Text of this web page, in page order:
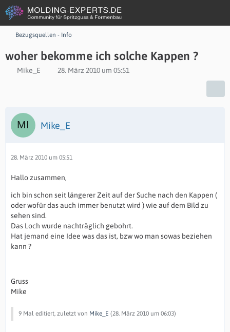
Bezugsquellen - Info
woher bekomme ich solche Kappen ?
Mike_E 28. März 2010 um 05:51
Mike_E
28. März 2010 um 05:51
Hallo zusammen,
ich bin schon seit längerer Zeit auf der Suche nach den Kappen (
oder wofür das auch immer benutzt wird ) wie auf dem Bild zu
sehen sind.
Das Loch wurde nachträglich gebohrt.
Hat jemand eine Idee was das ist, bzw wo man sowas beziehen
kann ?
Gruss
Mike
9 Mal editiert, zuletzt von Mike_E (28. März 2010 um 06:03)